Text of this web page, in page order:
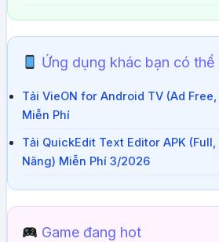
Ứng dụng khác bạn có thể
Tải VieON for Android TV (Ad
Miễn Phí
Tải QuickEdit Text Editor APK
Năng) Miễn Phí 3/2026
Game đang hot